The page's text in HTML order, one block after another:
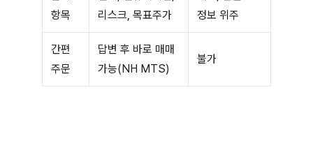
항목
리스크, 목표주가
정보 위주
간편
주문
답변 후 바로 매매
가능(NH MTS)
불가